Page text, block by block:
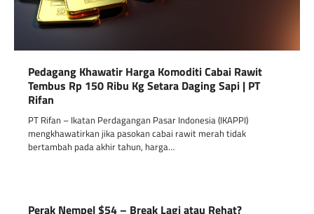
Pedagang Khawatir Harga Komoditi Cabai Rawit
Tembus Rp 150 Ribu Kg Setara Daging Sapi | PT
Rifan
PT Rifan – Ikatan Perdagangan Pasar Indonesia (IKAPPI)
mengkhawatirkan jika pasokan cabai rawit merah tidak
bertambah pada akhir tahun, harga…
Perak Nempel $54 – Break Lagi atau Rehat?